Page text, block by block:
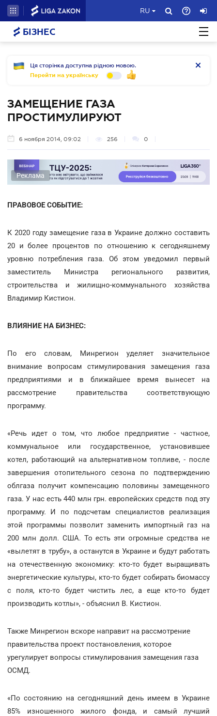
RU
БІЗНЕС
Ця сторінка доступна рідною мовою.
Перейти на українську
ЗАМЕЩЕНИЕ ГАЗА
ПРОСТИМУЛИРУЮТ
6 ноября 2014, 09:02 256 0
Реклама
ПРАВОВОЕ СОБЫТИЕ:
К 2020 году замещение газа в Украине должно составить
20 и более процентов по отношению к сегодняшнему
уровню потребления газа. Об этом уведомил первый
заместитель Министра регионального развития,
строительства и жилищно-коммунального хозяйства
Владимир Кистион.
ВЛИЯНИЕ НА БИЗНЕС:
По его словам, Минрегион уделяет значительное
внимание вопросам стимулирования замещения газа
предприятиями и в ближайшее время вынесет на
рассмотрение правительства соответствующую
программу.
«Речь идет о том, что любое предприятие - частное,
коммунальное или государственное, установившее
котел, работающий на альтернативном топливе, - после
завершения отопительного сезона по подтверждению
облгаза получит компенсацию половины замещенного
газа. У нас есть 440 млн грн. европейских средств под эту
программу. И по подсчетам специалистов реализация
этой программы позволит заменить импортный газ на
200 млн долл. США. То есть эти огромные средства не
«вылетят в трубу», а останутся в Украине и будут работать
на отечественную экономику: кто-то будет выращивать
энергетические культуры, кто-то будет собирать биомассу
с поля, кто-то будет чистить лес, а еще кто-то будет
производить котлы», - объяснил В. Кистион.
Также Минрегион вскоре направит на рассмотрение
правительства проект постановления, которое
урегулирует вопросы стимулирования замещения газа
ОСМД.
«По состоянию на сегодняшний день имеем в Украине
85% изношенного жилого фонда, и самый лучший